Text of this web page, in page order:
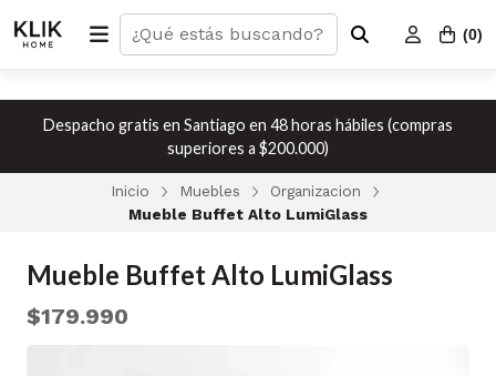
(0)
Despacho gratis en Santiago en 48 horas hábiles (compras
superiores a $200.000)
Inicio Muebles
Organizacion
Mueble Buffet Alto LumiGlass
Mueble Buffet Alto LumiGlass
$179.990